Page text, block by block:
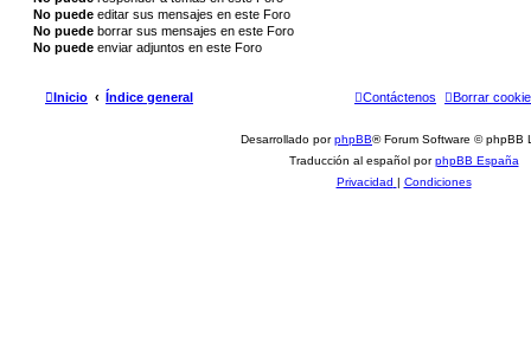
No puede editar sus mensajes en este Foro
No puede borrar sus mensajes en este Foro
No puede enviar adjuntos en este Foro
Inicio Índice general Borrar
Contáctenos
Desarrollado porphpBB® Forum Software © phpBB
Traducción al español porphpBB España
Privacidad | Condiciones